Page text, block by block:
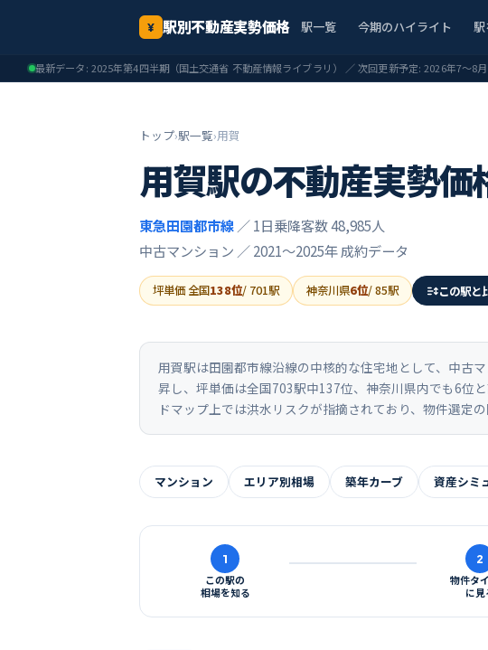
¥ 駅別不動産実勢価格 駅一覧 今期のハイライト
最新データ: 2025年第4四半期（国土交通省 不動産情報ライブラリ） ／ 次回更新予定:2026年7〜8
トップ›駅一覧›用賀
用賀駅の不動産実勢価
東急田園都市線 ／ 1日乗降客数 48,985人
中古マンション ／2021〜2025年成約データ
坪単価 全国138位/ 701駅 神奈川県6位/85駅 この駅と
用賀駅は田園都市線沿線の中核的な住宅地として、中古
昇し、坪単価は全国703駅中137位、神奈川県内でも6位
ドマップ上では洪水リスクが指摘されており、物件選定
マンション エリア別相場 築年カーブ 資産シミ
1
この駅の
相場を知る
2
物件タ
に見